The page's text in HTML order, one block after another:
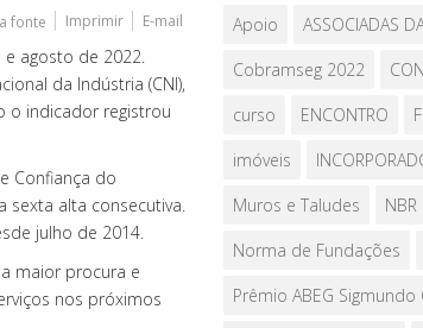
Imprimir E-mail
agosto de 2022.
da Indústria (CNI),
o indicador registrou
Confiança do
alta consecutiva.
julho de 2014.
maior procura e
nos próximos
Apoio
ASSOCIADAS
Cobramseg 2022
curso
ENCONTRO
imóveis
Muros e Taludes
Norma de Fundações
Prêmio ABEG